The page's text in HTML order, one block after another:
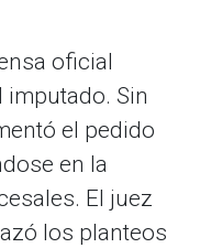
oficial
Sin
el pedido
en la
El juez
los planteos